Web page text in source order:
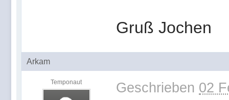
Gruß Jochen
Arkam
Temponaut Geschrieben 02